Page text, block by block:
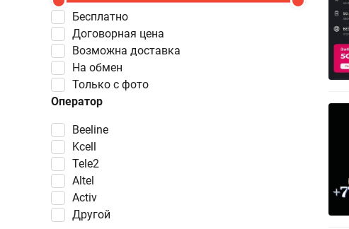
Бесплатно
Договорная цена
Возможна доставка
Оператор
Beeline
Kcell
Tele2
Altel
Activ
Другой
На обмен
Только с фото